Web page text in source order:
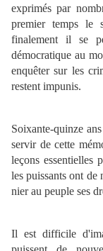
exprimés par
premier temps le
finalement il se
démocratique au
enquêter sur les
restent impunis.
Soixante-quinze
servir de cette
leçons essentielles
les puissants ont de
nier au peuple ses
Il est difficile